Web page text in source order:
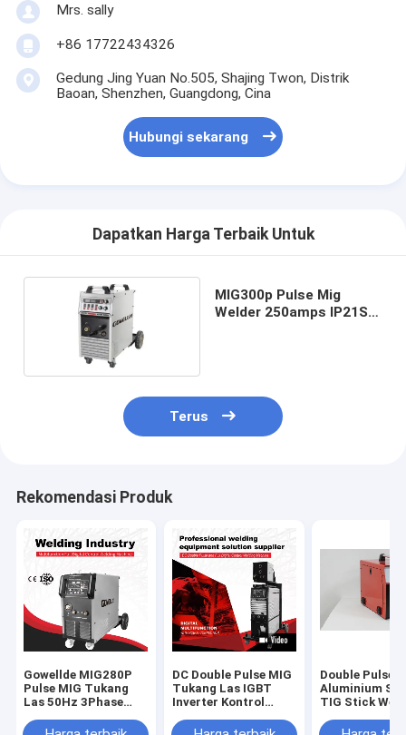
Mrs. sally
+86 17722434326
Gedung Jing Yuan No.505, Shajing Twon, Distrik
Baoan, Shenzhen, Guangdong, Cina
Hubungi sekarang
Dapatkan Harga Terbaik Untuk
MIG300p Pulse Mig
Welder 250amps IP21S
Terus
Rekomendasi Produk
Gowellde MIG280P
Pulse MIG Tukang
Las 50Hz 3Phase
Las Mig CO2
DC Double Pulse MIG
Tukang Las IGBT
Inverter Kontrol
Las Aluminium
Double Pulse
Aluminium
TIG Stick
MIG